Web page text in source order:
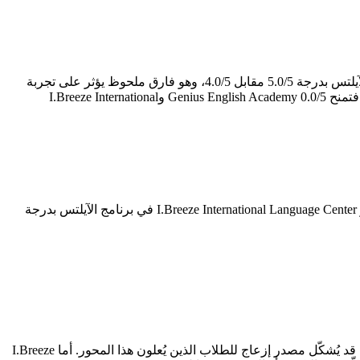
لمن يدرس بهدف اجتياز اختبار الآيلتس، يصبح هذا المحور تحديداً هو بوصلة القرار. I.Breeze International Language Center تتفوق في برنامج الآيلتس بدرجة 5.0/5 مقابل 4.0/5، وهو فارق ملحوظ يؤثر على تجربة
الطالب يعكس جودة المعلمين المتخصصين وكثافة التدريب على مهارات الاختبار. أما تقييمات جوجل — التي تعكس رأي الطلاب الفعليين — فتمنح Genius English Academy 0.0/5 وI.Breeze International
أبرز ما يميز Genius English Academy هو الجانب الأكاديمي بدرجة 4.7/5 — وهو المحور الذي يبرز فيه على خريطة المعاهد. في المقابل، تتميز I.Breeze International Language Center في برنامج الآيلتس بدرجة
كل معهد يحمل ثغرات ينبغي معرفتها قبل التسجيل. Genius English Academy تُسجّل أدنى درجاتها في القيمة مقابل السعر (4.0/5)، وهو جانب قد يُشكّل مصدر إزعاج للطلاب الذين يُعلون هذا المحور. أما I.Breeze